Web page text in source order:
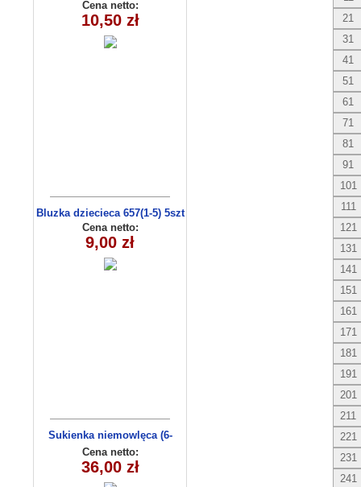
(9-12)
Cena netto:
10,50 zł
Bluzka dziecieca 657(1-5) 5szt
Cena netto:
9,00 zł
Sukienka niemowlęca (6-
36msc) C3009-1
Cena netto:
36,00 zł
21
31
41
51
61
71
81
91
101
111
121
131
141
151
161
171
181
191
201
211
221
231
241